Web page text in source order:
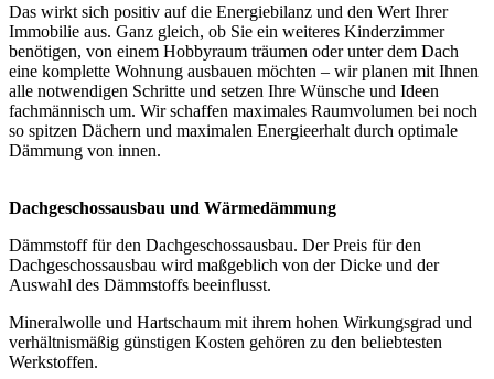
Das wirkt sich positiv auf die Energiebilanz und den Wert Ihrer
Immobilie aus. Ganz gleich, ob Sie ein weiteres Kinderzimmer
benötigen, von einem Hobbyraum träumen oder unter dem Dach
eine komplette Wohnung ausbauen möchten – wir planen mit Ihnen
alle notwendigen Schritte und setzen Ihre Wünsche und Ideen
fachmännisch um. Wir schaffen maximales Raumvolumen bei noch
so spitzen Dächern und maximalen Energieerhalt durch optimale
Dämmung von innen.
Dachgeschossausbau und Wärmedämmung
Dämmstoff für den Dachgeschossausbau. Der Preis für den
Dachgeschossausbau wird maßgeblich von der Dicke und der
Auswahl des Dämmstoffs beeinflusst.
Mineralwolle und Hartschaum mit ihrem hohen Wirkungsgrad und
verhältnismäßig günstigen Kosten gehören zu den beliebtesten
Werkstoffen.